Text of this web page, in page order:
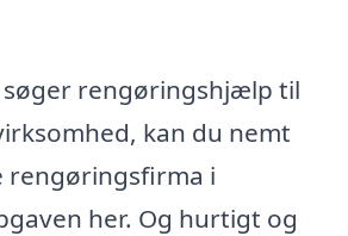
søger rengøringshjælp til
kan du nemt
i
her. Og hurtigt og